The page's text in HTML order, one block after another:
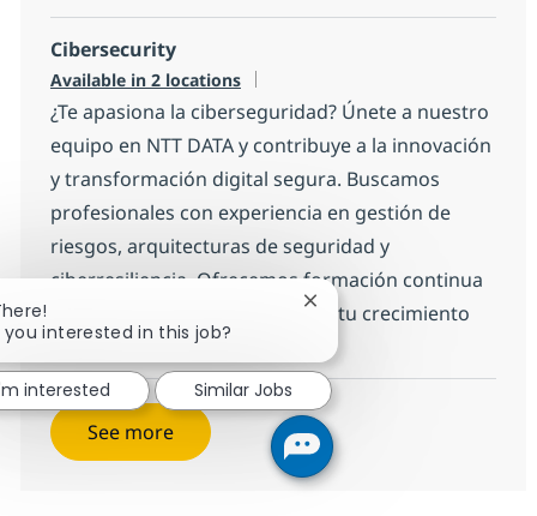
Cibersecurity
Available in 2 locations
¿Te apasiona la ciberseguridad? Únete a nuestro
equipo en NTT DATA y contribuye a la innovación
y transformación digital segura. Buscamos
profesionales con experiencia en gestión de
riesgos, arquitecturas de seguridad y
ciberresiliencia. Ofrecemos formación continua
y un entorno colaborativo para tu crecimiento
profesional.
See more
you interested in this job?
Close chatbot notification
interested Similar Jobs